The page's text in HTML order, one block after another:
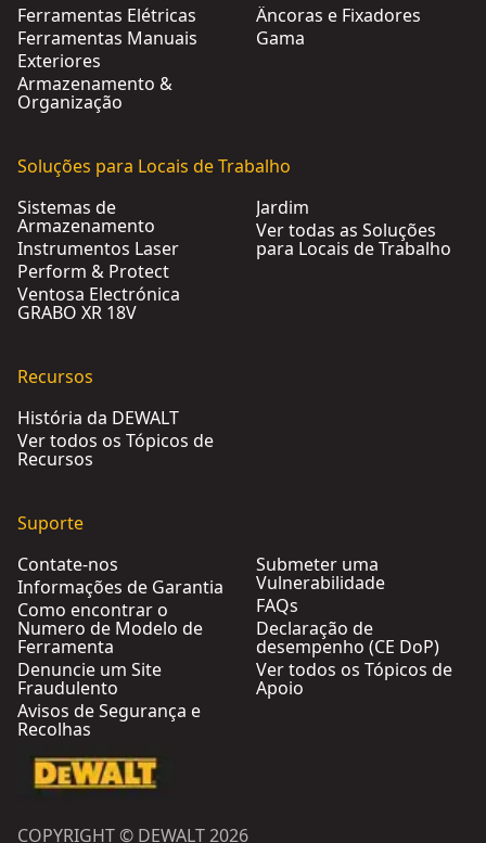
Ferramentas Elétricas
Ferramentas Manuais
Exteriores
Armazenamento &
Organização
Âncoras e Fixadores
Gama
Soluções para Locais de Trabalho
Sistemas de
Armazenamento
Instrumentos Laser
Perform & Protect
Ventosa Electrónica
GRABO XR 18V
Jardim
Ver todas as Soluções
para Locais de Trabalho
Recursos
História da DEWALT
Ver todos os Tópicos de
Recursos
Suporte
Contate-nos
Informações de Garantia
Como encontrar o
Numero de Modelo de
Ferramenta
Denuncie um Site
Fraudulento
Avisos de Segurança e
Recolhas
Submeter uma
Vulnerabilidade
FAQs
Declaração de
desempenho (CE DoP)
Ver todos os Tópicos de
Apoio
COPYRIGHT © DEWALT 2026